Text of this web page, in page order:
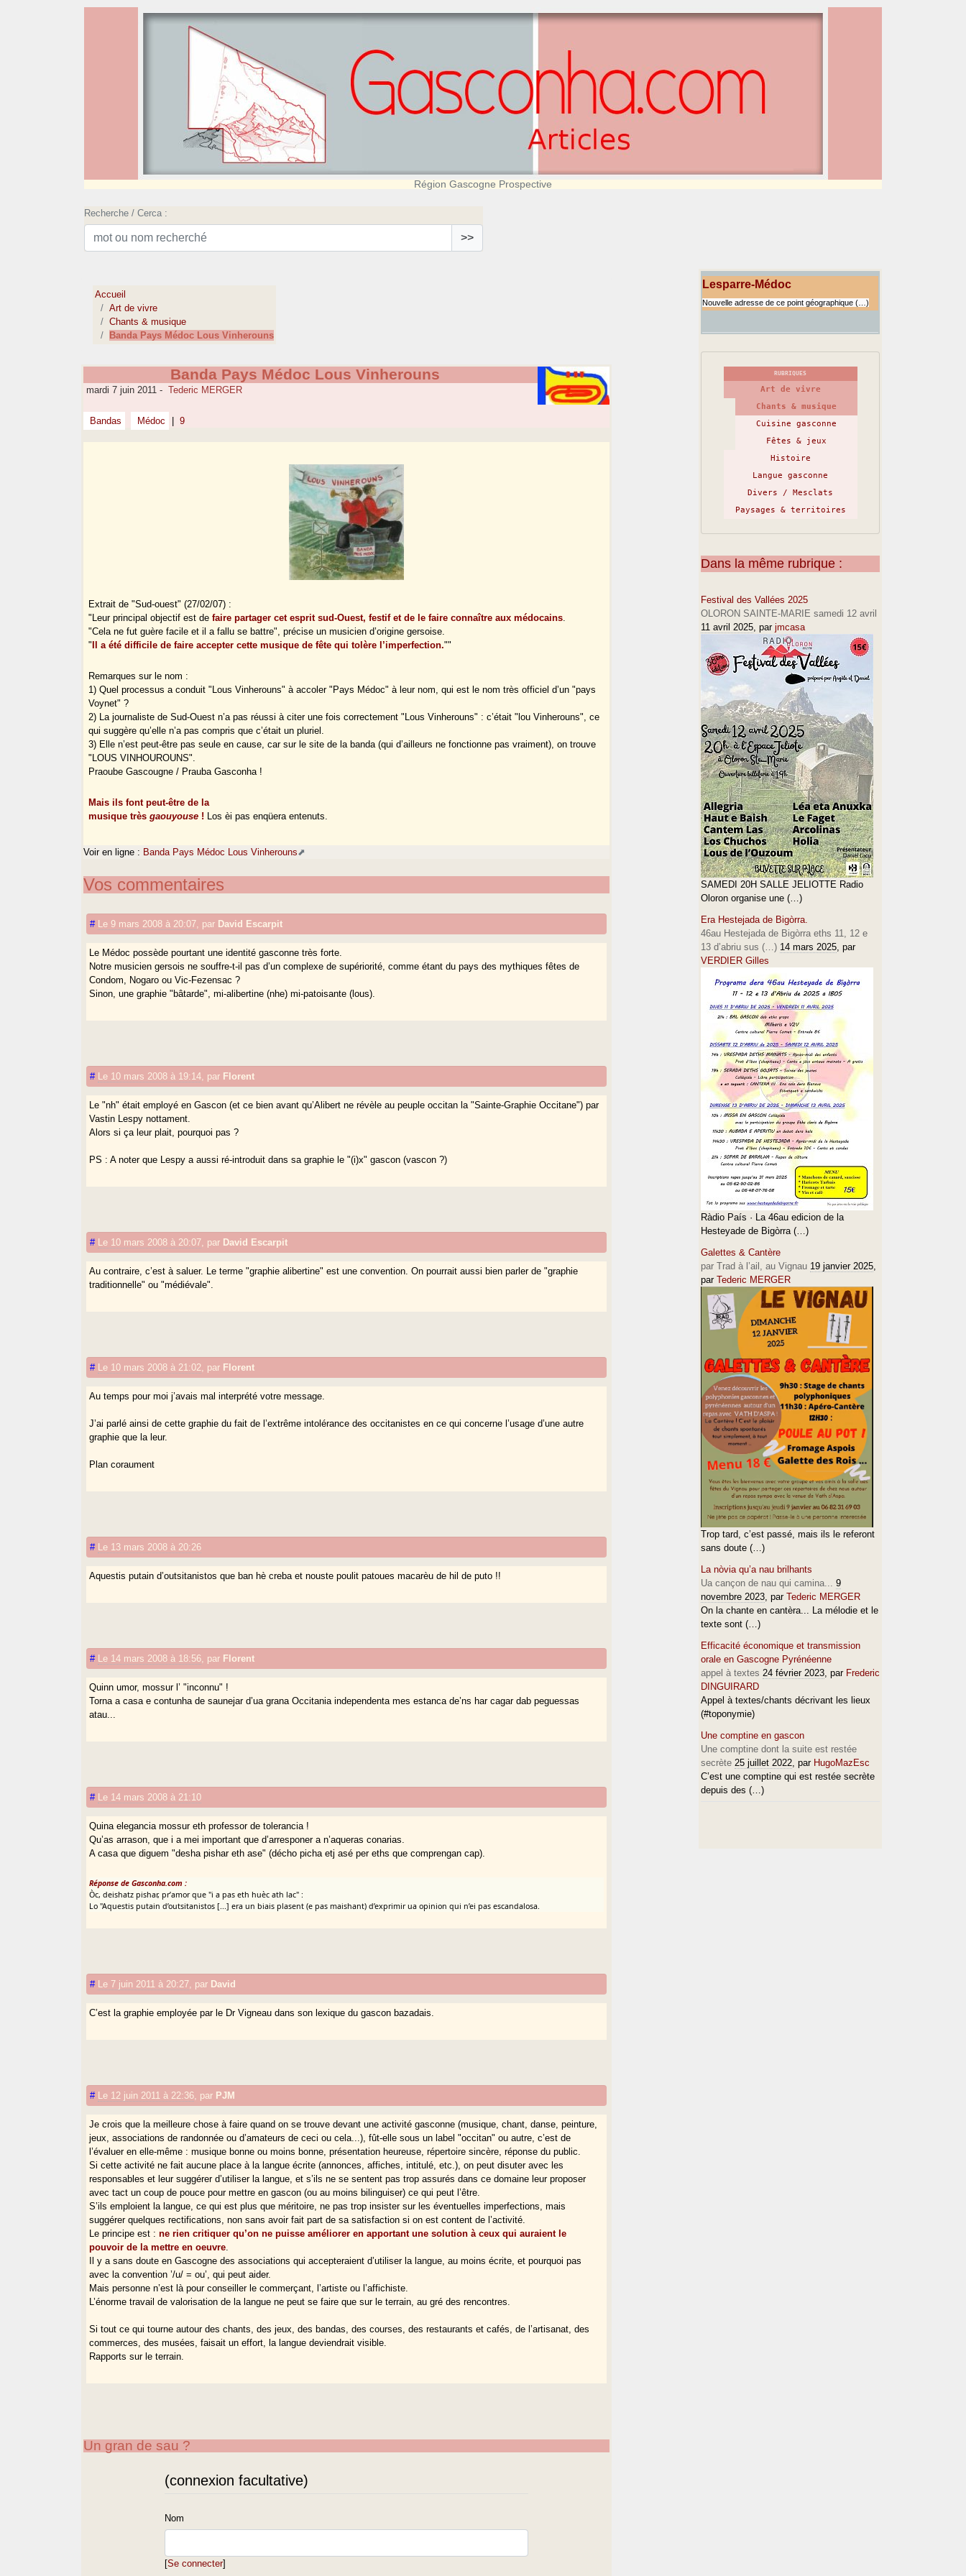
Région Gascogne Prospective
Recherche / Cerca :
>>
Accueil
Art de vivre
Chants & musique
Banda Pays Médoc Lous Vinherouns
Banda Pays Médoc Lous Vinherouns
mardi 7 juin 2011 - Tederic MERGER
Bandas Médoc 9
Extrait de "Sud-ouest" (27/02/07) :
"Leur principal objectif est defaire partager cet esprit sud-Ouest, festif et de le faire connaître aux médocains.
"Cela ne fut guère facile et il a fallu se battre", précise un musicien d’origine gersoise.
" Il a été difficile de faire accepter cette musique de fête qui tolère l’imperfection.""
Remarques sur le nom :
1) Quel processus a conduit "Lous Vinherouns" à accoler "Pays Médoc" à leur nom, qui est le nom très officiel d’un "pays
Voynet" ?
2) La journaliste de Sud-Ouest n’a pas réussi à citer une fois correctement "Lous Vinherouns" : c’était "lou Vinherouns", ce
qui suggère qu’elle n’a pas compris que c’était un pluriel.
3) Elle n’est peut-être pas seule en cause, car sur le site de la banda (qui d’ailleurs ne fonctionne pas vraiment), on trouve
"LOUS VINHOUROUNS".
Praoube Gascougne / Prauba Gasconha !
Mais ils font peut-être de la
musique trèsgaouyouse ! Los èi pas enqüera entenuts.
Voir en ligne : Banda Pays Médoc Lous Vinherouns
Vos commentaires
# Le 9 mars 2008 à 20:07 par David Escarpit
Le Médoc possède pourtant une identité gasconne très forte.
Notre musicien gersois ne souffre-t-il pas d’un complexe de supériorité, comme étant du pays des mythiques fêtes de
Condom, Nogaro ou Vic-Fezensac ?
Sinon, une graphie "bâtarde", mi-alibertine (nhe) mi-patoisante (lous).
# Le 10 mars 2008 à 19:14 par Florent
Le "nh" était employé en Gascon (et ce bien avant qu’Alibert ne révèle au peuple occitan la "Sainte-Graphie Occitane") par
Vastin Lespy nottament.
Alors si ça leur plait, pourquoi pas ?
PS : A noter que Lespy a aussi ré-introduit dans sa graphie le "(i)x" gascon (vascon ?)
# Le 10 mars 2008 à 20:07 par David Escarpit
Au contraire, c’est à saluer. Le terme "graphie alibertine" est une convention. On pourrait aussi bien parler de "graphie
traditionnelle" ou "médiévale".
# Le 10 mars 2008 à 21:02 par Florent
Au temps pour moi j’avais mal interprété votre message.
J’ai parlé ainsi de cette graphie du fait de l’extrême intolérance des occitanistes en ce qui concerne l’usage d’une autre
graphie que la leur.
Plan coraument
# Le 13 mars 2008 à 20:26
Aquestis putain d’outsitanistos que ban hè creba et nouste poulit patoues macarèu de hil de puto !!
# Le 14 mars 2008 à 18:56 par Florent
Quinn umor, mossur l’ "inconnu" !
Torna a casa e contunha de saunejar d’ua grana Occitania independenta mes estanca de’ns har cagar dab peguessas
atau...
# Le 14 mars 2008 à 21:10
Quina elegancia mossur eth professor de tolerancia !
Qu’as arrason, que i a mei important que d’arresponer a n’aqueras conarias.
A casa que diguem "desha pishar eth ase" (décho picha etj asé per eths que comprengan cap).
Réponse de Gasconha.com :
Òc, deishatz pishar, pr’amor que "i a pas eth huèc ath lac" :
Lo "Aquestis putain d’outsitanistos [...] era un biais plasent (e pas maishant) d’exprimir ua opinion qui n’ei pas escandalosa.
# Le 7 juin 2011 à 20:27 par David
C’est la graphie employée par le Dr Vigneau dans son lexique du gascon bazadais.
# Le 12 juin 2011 à 22:36 par PJM
Je crois que la meilleure chose à faire quand on se trouve devant une activité gasconne (musique, chant, danse, peinture,
jeux, associations de randonnée ou d’amateurs de ceci ou cela...), fût-elle sous un label "occitan" ou autre, c’est de
l’évaluer en elle-même : musique bonne ou moins bonne, présentation heureuse, répertoire sincère, réponse du public.
Si cette activité ne fait aucune place à la langue écrite (annonces, affiches, intitulé, etc.), on peut disuter avec les
responsables et leur suggérer d’utiliser la langue, et s’ils ne se sentent pas trop assurés dans ce domaine leur proposer
avec tact un coup de pouce pour mettre en gascon (ou au moins bilinguiser) ce qui peut l’être.
S’ils emploient la langue, ce qui est plus que méritoire, ne pas trop insister sur les éventuelles imperfections, mais
suggérer quelques rectifications, non sans avoir fait part de sa satisfaction si on est content de l’activité.
Le principe est :ne rien critiquer qu’on ne puisse améliorer en apportant une solution à ceux qui auraient le
pouvoir de la mettre en oeuvre
Il y a sans doute en Gascogne des associations qui accepteraient d’utiliser la langue, au moins écrite, et pourquoi pas
avec la convention ’/u/ = ou’, qui peut aider.
Mais personne n’est là pour conseiller le commerçant, l’artiste ou l’affichiste.
L’énorme travail de valorisation de la langue ne peut se faire que sur le terrain, au gré des rencontres.
Si tout ce qui tourne autour des chants, des jeux, des bandas, des courses, des restaurants et cafés, de l’artisanat, des
commerces, des musées, faisait un effort, la langue deviendrait visible.
Rapports sur le terrain.
Un gran de sau ?
(connexion facultative)
Nom
[Se connecter]
Lesparre-Médoc
Nouvelle adresse de ce point géographique (…)
RUBRIQUES
Art de vivre
Chants & musique
Cuisine gasconne
Fêtes & jeux
Histoire
Langue gasconne
Divers / Mesclats
Paysages & territoires
Dans la même rubrique :
Festival des Vallées 2025
OLORON SAINTE-MARIE samedi 12 avril
11 avril 2025, par jmcasa
SAMEDI 20H SALLE JELIOTTE Radio
Oloron organise une (…)
Era Hestejada de Bigòrra.
46au Hestejada de Bigòrra eths 11, 12 e
13 d’abriu sus (…) 14 mars 2025, par
VERDIER Gilles
Ràdio País · La 46au edicion de la
Hesteyade de Bigòrra (…)
Galettes & Cantère
par Trad à l’ail, au Vignau 19 janvier 2025,
par Tederic MERGER
Trop tard, c’est passé, mais ils le referont
sans doute (…)
La nòvia qu’a nau brilhants
Ua cançon de nau qui camina... 9
novembre 2023, par Tederic MERGER
On la chante en cantèra... La mélodie et le
texte sont (…)
Efficacité économique et transmission
orale en Gascogne Pyrénéenne
appel à textes 24 février 2023, par Frederic
DINGUIRARD
Appel à textes/chants décrivant les lieux
(#toponymie)
Une comptine en gascon
Une comptine dont la suite est restée
secrète 25 juillet 2022, par HugoMazEsc
C’est une comptine qui est restée secrète
depuis des (…)